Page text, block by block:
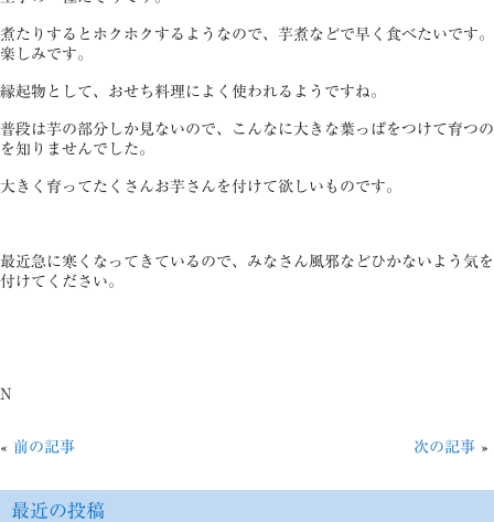
煮たりするとホクホクするようなので、芋煮などで早く食べたいです。
楽しみです。
縁起物として、おせち料理によく使われるようですね。
普段は芋の部分しか見ないので、こんなに大きな葉っぱをつけて育つの
を知りませんでした。
大きく育ってたくさんお芋さんを付けて欲しいものです。
最近急に寒くなってきているので、みなさん風邪などひかないよう気を
付けてください。
N
« 前の記事 次の記事 »
最近の投稿